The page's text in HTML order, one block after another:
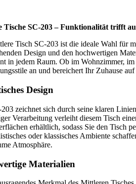
Tische SC-203 – Funktionalität trifft
Tisch SC-203 ist die ideale Wahl für
Design und den hochwertigen
in jedem Raum. Ob im Wohnzimmer,
an und bereichert Ihr Zuhause
Design
zeichnet sich durch seine klaren
Verarbeitung verleiht diesem Tisch
erhältlich, sodass Sie den Tisch
oder klassisches Ambiente
Atmosphäre.
Materialien